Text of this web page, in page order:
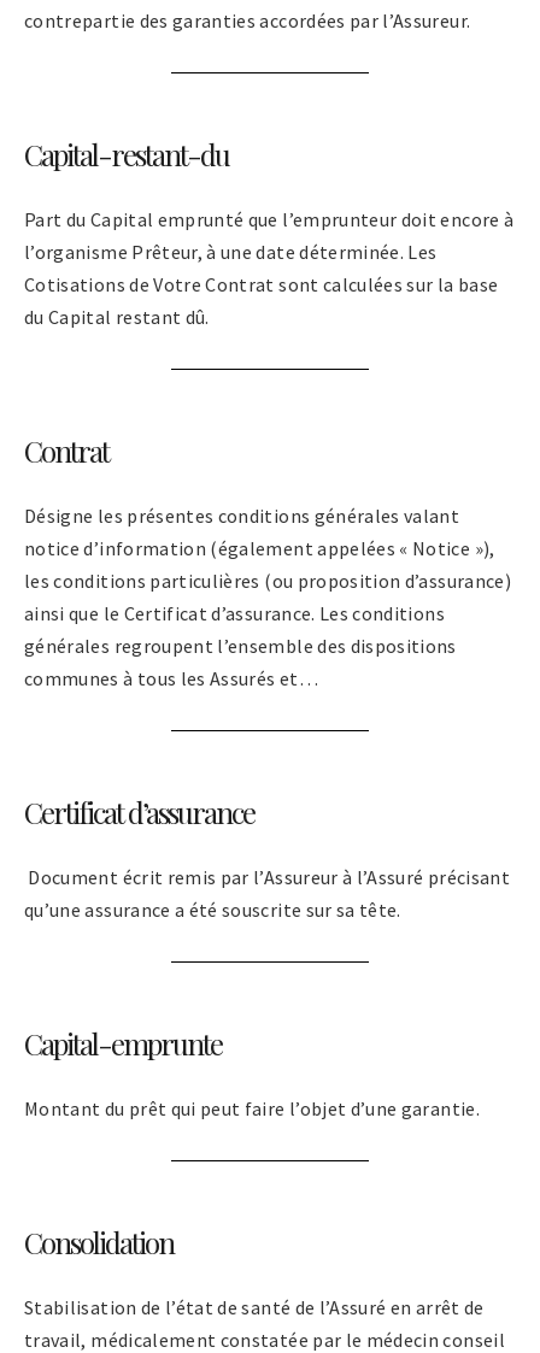
contrepartie des garanties accordées par l’Assureur.
Capital-restant-du
Part du Capital emprunté que l’emprunteur doit encore à
l’organisme Prêteur, à une date déterminée. Les
Cotisations de Votre Contrat sont calculées sur la base
du Capital restant dû.
Contrat
Désigne les présentes conditions générales valant
notice d’information (également appelées « Notice »),
les conditions particulières (ou proposition d’assurance)
ainsi que le Certificat d’assurance. Les conditions
générales regroupent l’ensemble des dispositions
communes à tous les Assurés et…
Certificat d’assurance
Document écrit remis par l’Assureur à l’Assuré précisant
qu’une assurance a été souscrite sur sa tête.
Capital-emprunte
Montant du prêt qui peut faire l’objet d’une garantie.
Consolidation
Stabilisation de l’état de santé de l’Assuré en arrêt de
travail, médicalement constatée par le médecin conseil